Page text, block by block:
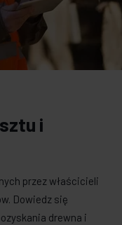
i
przez właścicieli
Dowiedz się
drewna i